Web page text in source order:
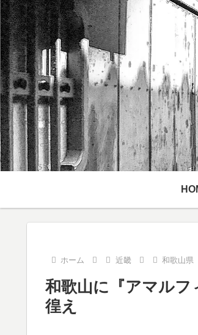
ホーム 近畿 和歌山県
和歌山に『アマルフ
徨え